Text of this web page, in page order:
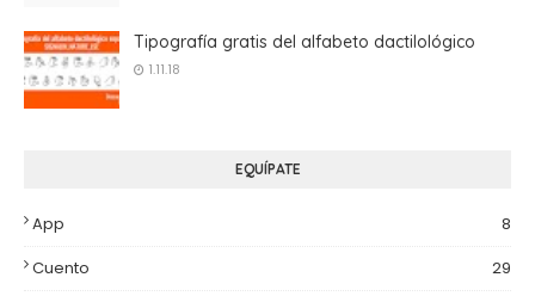
Tipografía gratis del alfabeto dactilológico
1.11.18
EQUÍPATE
App
8
Cuento
29